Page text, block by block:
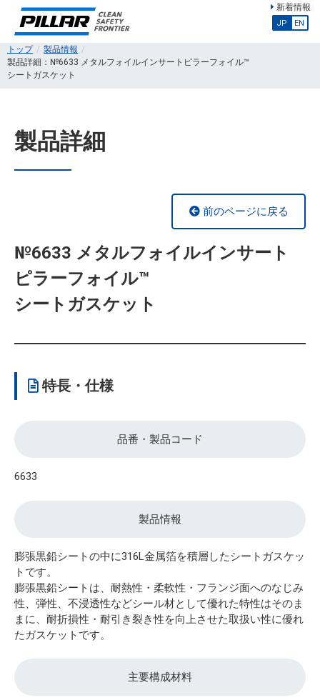
新着情報
JP EN
トップ
製品情報
製品詳細：№6633 メタルフォイルインサートピラーフォイル™
シートガスケット
製品詳細
前のページに戻る
№6633 メタルフォイルインサート
ピラーフォイル™
シートガスケット
特長・仕様
品番・製品コード
6633
製品情報
膨張黒鉛シートの中に316L金属箔を積層したシートガスケッ
トです。
膨張黒鉛シートは、耐熱性・柔軟性・フランジ面へのなじみ
性、弾性、不浸透性などシール材として優れた特性はそのま
まに、耐折損性・耐引き裂き性を向上させた取扱い性に優れ
たガスケットです。
主要構成材料